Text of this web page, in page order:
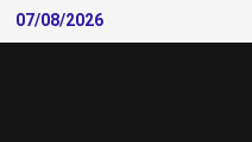
Skip
to
07/08/2026